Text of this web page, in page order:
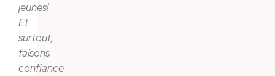
jeunes!
Et
surtout,
faisons
confiance